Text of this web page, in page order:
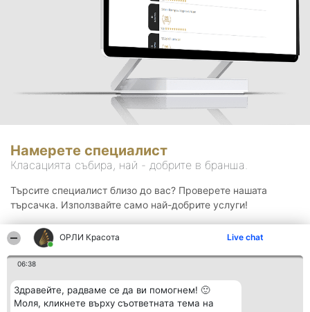
ОРЛИ Красота Live chat
06:38
Здравейте, радваме се да ви помогнем! 🙂
Моля, кликнете върху съответната тема на
Намерете специалист
Класацията събира, най - добрите в бранша.
Търсите специалист близо до вас? Проверете нашата
търсачка. Използвайте само най-добрите услуги!